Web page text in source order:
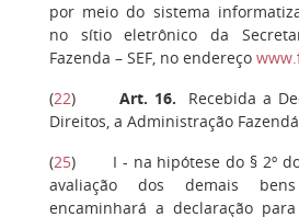
por meio do sistema
no sítio eletrônico da
Fazenda – SEF, no endereço
(22)Art. 16.
Recebida a
Direitos, a Administração
(25) I - na hipótese do § 2º do
avaliação dos demais
encaminhará a declaração